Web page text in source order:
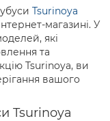
Tsurinoya
магазині. У
які
та
Tsurinoya, ви
вашого
Tsurinoya